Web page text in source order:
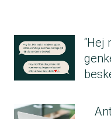
“Hej